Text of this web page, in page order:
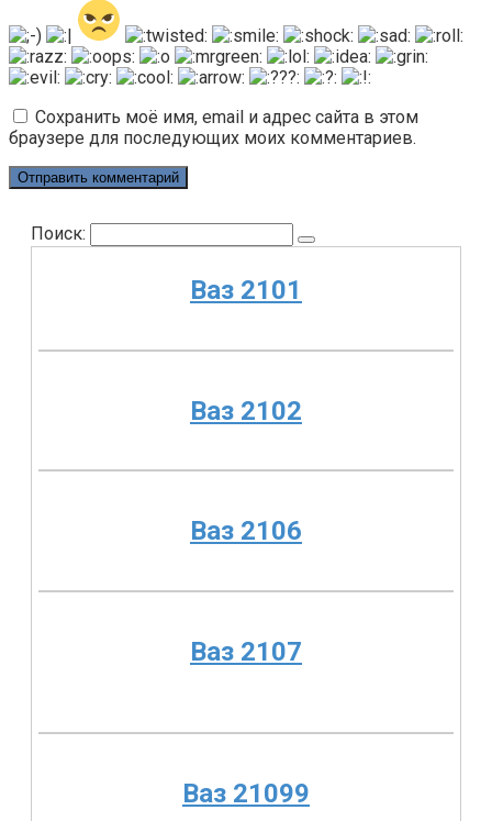
Сохранить моё имя, email и адрес сайта в этом
браузере для последующих моих комментариев.
Поиск:
Ваз 2101
Ваз 2102
Ваз 2106
Ваз 2107
Ваз 21099